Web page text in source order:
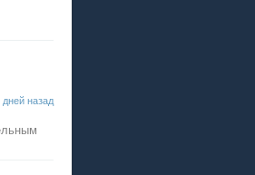
дней назад